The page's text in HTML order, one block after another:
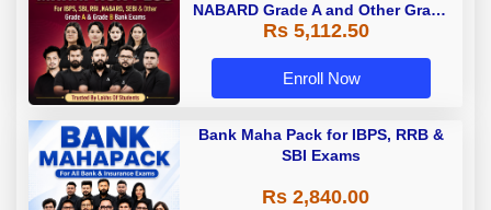
NABARD Grade A and Other Grade
A & Grade B Bank Exams
Rs 5,112.50
Enroll Now
Bank Maha Pack for IBPS, RRB &
SBI Exams
Rs 2,840.00